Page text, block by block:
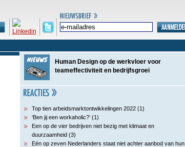
Human Design op de werkvloer voor
teameffectiviteit en bedrijfsgroei
Top tien arbeidsmarktontwikkelingen 2022 (1)
‘Ben jij een workaholic?’ (1)
Een op de vier bedrijven niet bezig met klimaat en
duurzaamheid (3)
Eén op zeven Nederlanders staat niet achter aanbod van hun